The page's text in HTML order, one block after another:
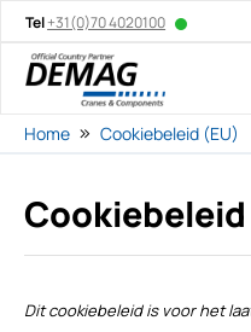
Tel+31(0)70 4020100
Home Cookiebeleid (EU)
Cookiebeleid
Dit cookiebeleid is voor het